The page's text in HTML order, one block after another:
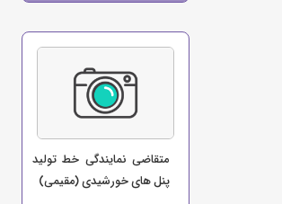
متقاضی نمایندگی خط تولید
پنل های خورشیدی (مقیمی)